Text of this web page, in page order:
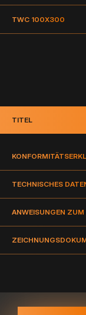
TWC 100X300
TITEL
TECHNISCHES
ANWEISUNGEN ZUM